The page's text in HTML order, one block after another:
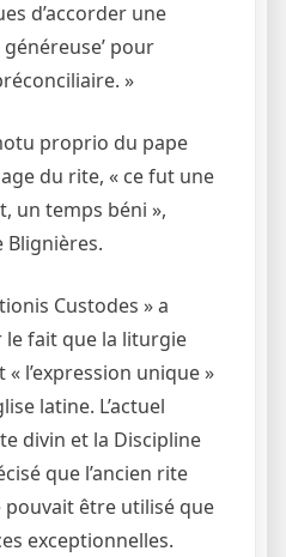
d’accorder une
pour
»
proprio du pape
du rite, « ce fut une
un temps béni »,
Blignières.
Custodes » a
fait que la liturgie
l’expression unique »
latine. L’actuel
divin et la Discipline
que l’ancien rite
pouvait être utilisé que
exceptionnelles.